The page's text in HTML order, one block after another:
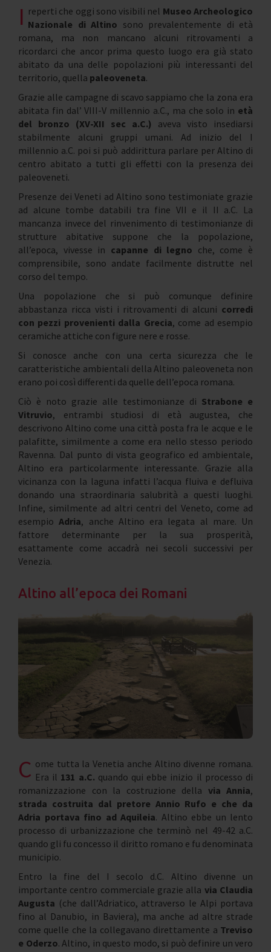
I reperti che oggi sono visibili nel Museo Archeologico
Nazionale di Altino sono prevalentemente di età
romana, ma non mancano alcuni ritrovamenti a
ricordarci che ancor prima questo luogo era già stato
abitato da una delle popolazioni più interessanti del
territorio, quella paleoveneta.
Grazie alle campagne di scavo sappiamo che la zona era
abitata fin dal’ VIII-V millennio a.C., ma che solo in età
del bronzo (XV-XII sec a.C.) aveva visto insediarsi
stabilmente alcuni gruppi umani. Ad inizio del I
millennio a.C. poi si può addirittura parlare per Altino di
centro abitato a tutti gli effetti con la presenza dei
paleoveneti.
Presenze dei Veneti ad Altino sono testimoniate grazie
ad alcune tombe databili tra fine VII e il II a.C. La
mancanza invece del rinvenimento di testimonianze di
strutture abitative suppone che la popolazione,
all’epoca, vivesse in capanne di legno che, come è
comprensibile, sono andate facilmente distrutte nel
corso del tempo.
Una popolazione che si può comunque definire
abbastanza ricca visti i ritrovamenti di alcuni corredi
con pezzi provenienti dalla Grecia, come ad esempio
ceramiche attiche con figure nere e rosse.
Si conosce anche con una certa sicurezza che le
caratteristiche ambientali della Altino paleoveneta non
erano poi così differenti da quelle dell’epoca romana.
Ciò è noto grazie alle testimonianze di Strabone e
Vitruvio, entrambi studiosi di età augustea, che
descrivono Altino come una città posta fra le acque e le
palafitte, similmente a come era nello stesso periodo
Ravenna. Dal punto di vista geografico ed ambientale,
Altino era particolarmente interessante. Grazie alla
vicinanza con la laguna infatti l’acqua fluiva e defluiva
donando una straordinaria salubrità a questi luoghi.
Infine, similmente ad altri centri del Veneto, come ad
esempioAdria, anche Altino era legata al mare. Un
fattore determinante per la sua prosperità,
esattamente come accadrà nei secoli successivi per
Venezia.
Altino all’epoca dei Romani
C ome tutta la Venetia anche Altino divenne romana.
Era il 131 a.C. quando qui ebbe inizio il processo di
romanizzazione con la costruzione della via Annia,
strada costruita dal pretore Annio Rufo e che da
Adria portava fino ad Aquileia. Altino ebbe un lento
processo di urbanizzazione che terminò nel 49-42 a.C.
quando gli fu concesso il diritto romano e fu denominata
municipio.
Entro la fine del I secolo d.C. Altino divenne un
importante centro commerciale grazie alla via Claudia
Augusta (che dall’Adriatico, attraverso le Alpi portava
fino al Danubio, in Baviera), ma anche ad altre strade
come quelle che la collegavano direttamente a Treviso
e Oderzo. Altino, in questo modo, si può definire un vero